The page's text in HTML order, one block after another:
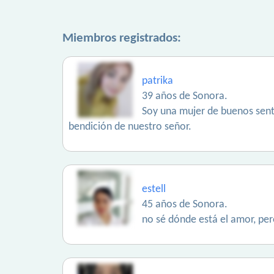
Miembros registrados:
patrika
39 años de Sonora.
Soy una mujer de buenos
bendición de nuestro señor.
estell
45 años de Sonora.
no sé dónde está el amor,